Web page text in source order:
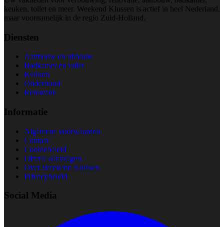
keuken, toilet en meer. Weekend Klussen is actief in heel Nederland,
maar voornamelijk in de regio Zuid-Holland.
Diensten
Aanbouw en uitbouw
Badkamer en toilet
Keuken
Onderhoud
Renovatie
Informatie
Algemene voorwaarden
Contact
Cookiebeleid
Offerte aanvragen
Over Weekend Klussen
Privacybeleid
Social Media